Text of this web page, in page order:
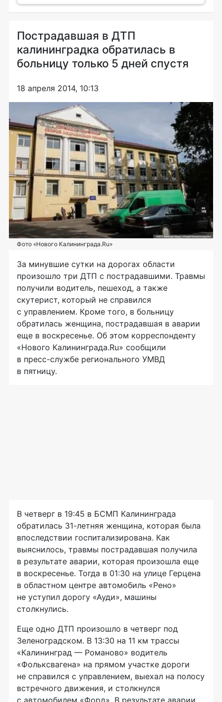
Пострадавшая в ДТП
калининградка обратилась в
больницу только 5 дней спустя
18 апреля 2014, 10:13
Фото «Нового Калининграда.Ru»
За минувшие сутки на дорогах области
произошло три ДТП с пострадавшими. Травмы
получили водитель, пешеход, а также
скутерист, который не справился
с управлением. Кроме того, в больницу
обратилась женщина, пострадавшая в аварии
еще в воскресенье. Об этом корреспонденту
«Нового Калининграда.Ru» сообщили
в пресс-службе регионального УМВД
в пятницу.
В четверг в 19:45 в БСМП Калининграда
обратилась 31-летняя женщина, которая была
впоследствии госпитализирована. Как
выяснилось, травмы пострадавшая получила
в результате аварии, которая произошла еще
в воскресенье. Тогда в 01:30 на улице Герцена
в областном центре автомобиль «Рено»
не уступил дорогу «Ауди», машины
столкнулись.
Еще одно ДТП произошло в четверг под
Зеленоградском. В 13:30 на 11 км трассы
«Калининград — Романово» водитель
«Фольксвагена» на прямом участке дороги
не справился с управлением, выехал на полосу
встречного движения, и столкнулся